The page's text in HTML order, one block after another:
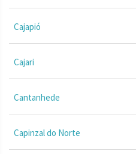
Cajapió
Cajari
Cantanhede
Capinzal do Norte